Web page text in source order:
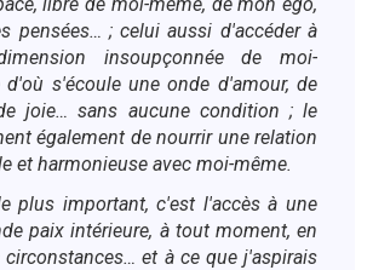
pensées… ; celui aussi d'accéder à
insoupçonnée de moi-
d'où s'écoule une onde d'amour, de
joie… sans aucune condition ; le
également de nourrir une relation
et harmonieuse avec moi-même.
plus important, c'est l'accès à une
paix intérieure, à tout moment, en
circonstances… et à ce que j'aspirais